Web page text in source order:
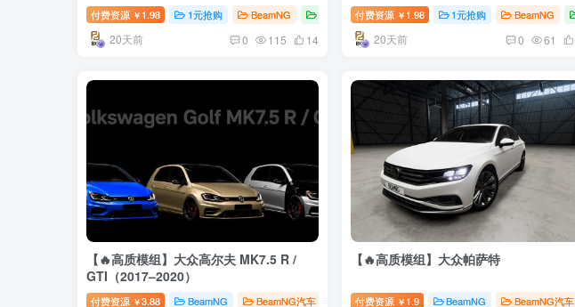
付费资源 ￥ 1.98 1元抢购 BeamNG BeamNG汽车
20天前 0 115 14
付费资源 ￥ 1.98 1元抢购 BeamNG
20天前 0 61
【🔥高质模组】大众高尔夫 MK7.5 R /
GTI（2017–2020）
付费资源 ￥3.88 BeamNG BeamNG汽车
【🔥高质模组】大众帕萨特
付费资源 ￥ 1.9 BeamNG BeamNG汽车